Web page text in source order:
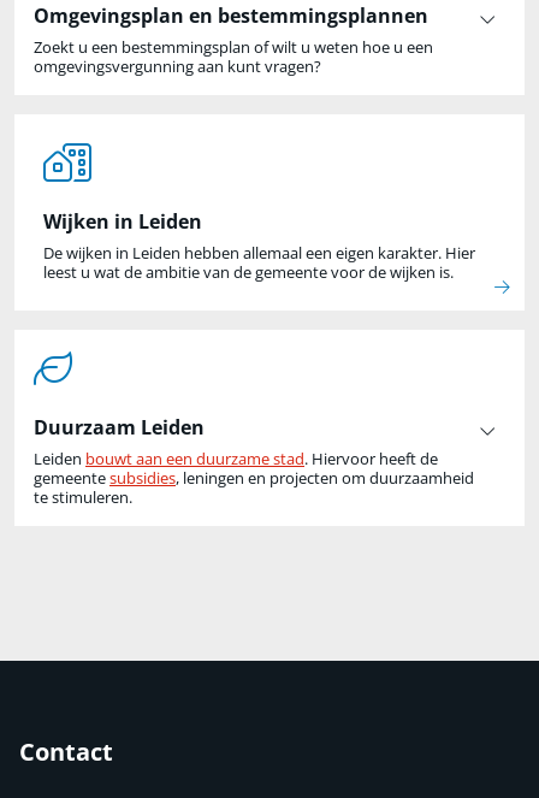
Omgevingsplan en bestemmingsplannen
Zoekt u een bestemmingsplan of wilt u weten hoe u een
omgevingsvergunning aan kunt vragen?
Wijken in Leiden
De wijken in Leiden hebben allemaal een eigen karakter. Hier
leest u wat de ambitie van de gemeente voor de wijken is.
Duurzaam Leiden
Leiden bouwt aan een duurzame stad. Hiervoor heeft de
gemeentesubsidies, leningen en projecten om duurzaamheid
te stimuleren.
Contact